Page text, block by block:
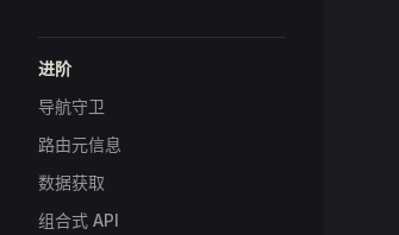
进阶
导航守卫
路由元信息
数据获取
组合式 API